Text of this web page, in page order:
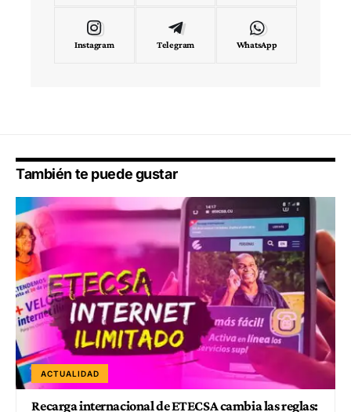
Instagram Telegram WhatsApp
También te puede gustar
ACTUALIDAD
Recarga internacional de ETECSA cambia las reglas: